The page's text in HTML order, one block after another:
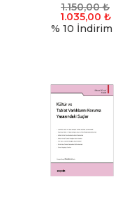
1.150,00₺
1.035,00 ₺
% 10 İndirim